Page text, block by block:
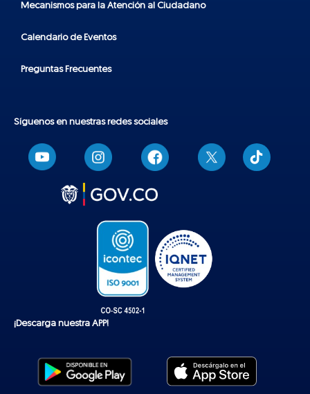
Mecanismos para la Atención al Ciudadano
Calendario de Eventos
Preguntas Frecuentes
Síguenos en nuestras redes sociales
T
i
k
¡Descarga nuestra APP!